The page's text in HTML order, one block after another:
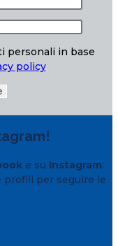
personali in base
policy
e su Instagram:
profili per seguire le